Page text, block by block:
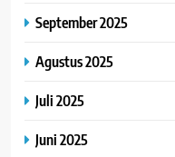
September 2025
Agustus 2025
Juli 2025
Juni 2025